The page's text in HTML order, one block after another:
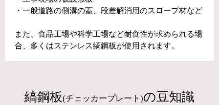
・一般道路の側溝の蓋、段差解消用のスロープ材など
また、食品工場や科学工場など耐食性が求められる場
合、多くはステンレス縞鋼板が使用されます。
縞鋼板(チェッカープレート)の豆知識